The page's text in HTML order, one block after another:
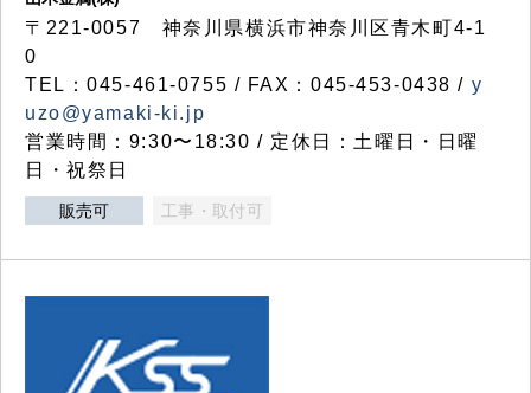
〒221-0057 神奈川県横浜市神奈川区青木町4-1
0
TEL：045-461-0755 / FAX：045-453-0438 / y
uzo@yamaki-ki.jp
営業時間：9:30〜18:30 / 定休日：土曜日・日曜
日・祝祭日
販売可 工事・取付可